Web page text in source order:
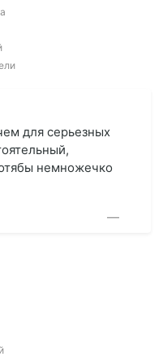
для серьезных
немножечко
—